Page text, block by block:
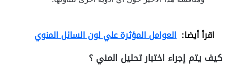
اقرأ أيضا: العوامل المؤثرة علي لون السائل المنوي
كيف يتم إجراء اختبار تحليل المني ؟